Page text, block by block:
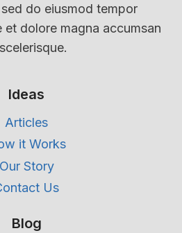
do eiusmod tempor
dolore magna accumsan
Ideas
Articles
it Works
Our Story
Us
Blog